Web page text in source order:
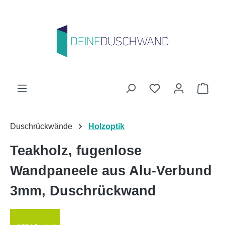
Du hast 0
Duschrückwände Holzoptik
Teakholz, fugenlose
Wandpaneele aus Alu-Verbund
3mm, Duschrückwand